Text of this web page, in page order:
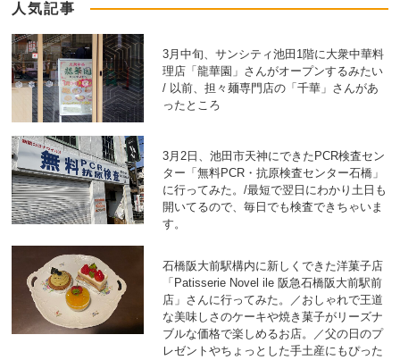
人気記事
3月中旬、サンシティ池田1階に大衆中華料
理店「龍華園」さんがオープンするみたい
/ 以前、担々麺専門店の「千華」さんがあ
ったところ
3月2日、池田市天神にできたPCR検査セン
ター「無料PCR・抗原検査センター石橋」
に行ってみた。/最短で翌日にわかり土日も
開いてるので、毎日でも検査できちゃいま
す。
石橋阪大前駅構内に新しくできた洋菓子店
「Patisserie Novel ile 阪急石橋阪大前駅前
店」さんに行ってみた。／おしゃれで王道
な美味しさのケーキや焼き菓子がリーズナ
ブルな価格で楽しめるお店。／父の日のプ
レゼントやちょっとした手土産にもぴった